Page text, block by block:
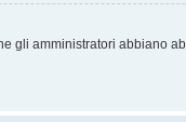
amministratori abbiano